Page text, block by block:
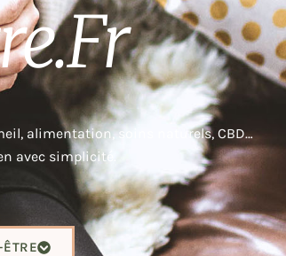
alimentation, soins naturels, CBD…
avec simplicité.